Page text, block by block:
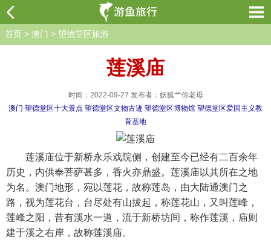
首页 > 澳门 > 望德堂区旅游
莲溪庙
时间：2022-09-27 发布者：妖狐艹你老母
澳门 望德堂区十大景点 望德堂区文物古迹 望德堂区博物馆 望德堂区爱国主义教
育基地
莲溪庙位于新桥永乐戏院侧，创建至今已经有二百余年
历史，内供奉菩萨甚多，香火亦鼎盛。莲溪庙以其所在之地
为名。澳门地形，宛以莲花，故称莲岛，由大陆通澳门之
路，视为莲花台，台尽处有山拔起，称莲花山，又叫莲峰，
莲峰之阳，昔有溪水一道，流于新桥坊间，称作莲溪，庙则
建于溪之右岸，故称莲溪庙。